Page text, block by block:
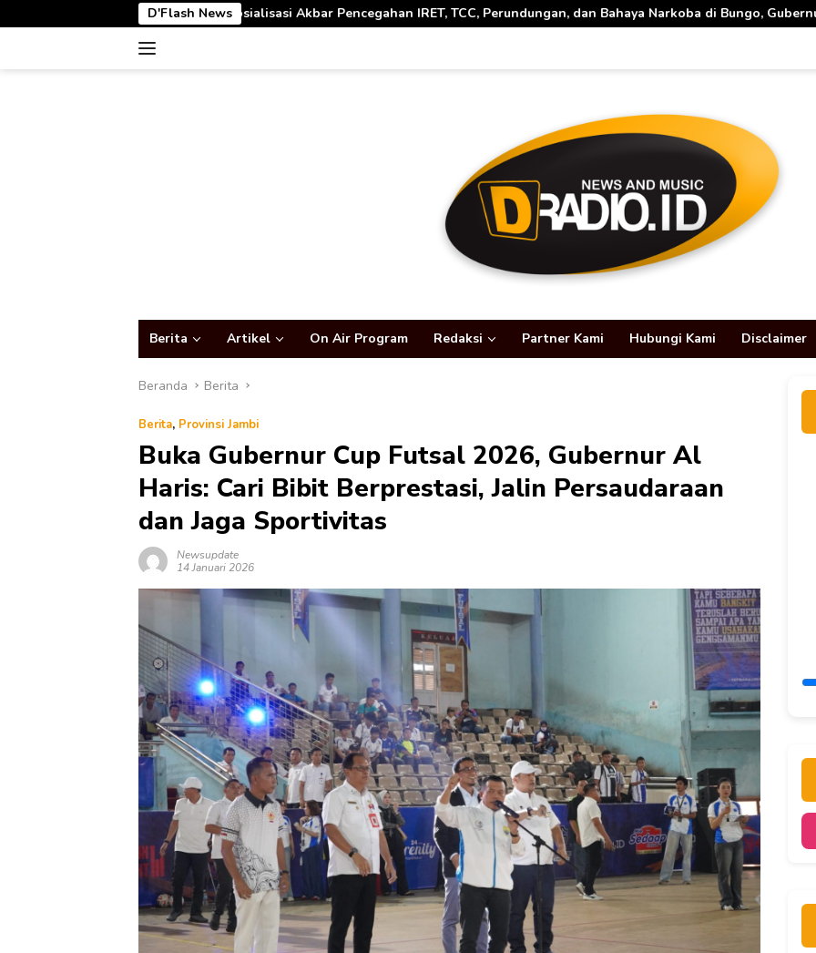
ke
D'Flash News
Sosialisasi Akbar Pencegahan IRET, TCC, Perundungan, dan Bahaya Narkoba di Bungo, Gubernur Al Haris: “Kalau anak-
Berita Artikel On Air Program Redaksi Partner Kami Hubungi Kami Disclaimer
Beranda Berita
Berita, Provinsi Jambi
Buka Gubernur Cup Futsal 2026, Gubernur Al
Haris: Cari Bibit Berprestasi, Jalin Persaudaraan
dan Jaga Sportivitas
Newsupdate
14 Januari 2026